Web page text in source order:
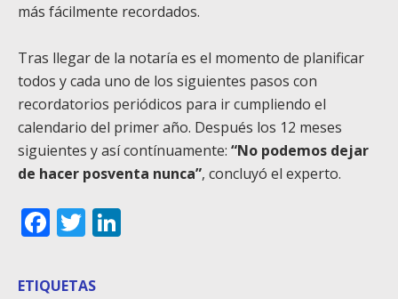
más fácilmente recordados.
Tras llegar de la notaría es el momento de planificar
todos y cada uno de los siguientes pasos con
recordatorios periódicos para ir cumpliendo el
calendario del primer año. Después los 12 meses
siguientes y así contínuamente: “No podemos dejar
de hacer posventa nunca”, concluyó el experto.
Facebook
Twitter
ETIQUETAS